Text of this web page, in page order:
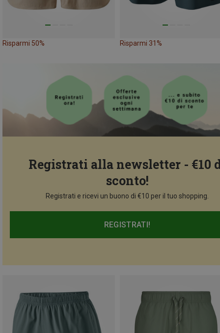
Risparmi 50% Risparmi 31%
Registrati alla newsletter - €10
sconto!
Registrati e ricevi un buono di €10 per il tuo shopping.
REGISTRATI!